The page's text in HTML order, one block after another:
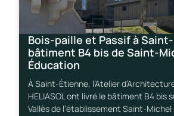
Bois-paille et Passif à
bâtiment B4 bis de Saint-
Éducation
À Saint-Étienne, l’Atelier
HELIASOL ont livré le bâtiment B4 bis
Vallès de l’établissement Saint-